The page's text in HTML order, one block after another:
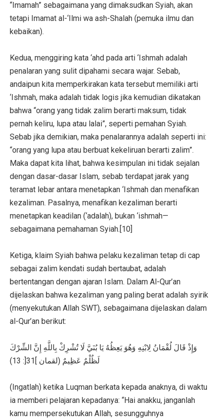
“Imamah” sebagaimana yang dimaksudkan Syiah, akan
tetapi Imamat al-‘Ilmi wa ash-Shalah (pemuka ilmu dan
kebaikan).
Kedua, menggiring kata ‘ahd pada arti ‘Ishmah adalah
penalaran yang sulit dipahami secara wajar. Sebab,
andaipun kita memperkirakan kata tersebut memiliki arti
‘Ishmah, maka adalah tidak logis jika kemudian dikatakan
bahwa “orang yang tidak zalim berarti maksum, tidak
pernah keliru, lupa atau lalai”, seperti pemahan Syiah.
Sebab jika demikian, maka penalarannya adalah seperti ini:
“orang yang lupa atau berbuat kekeliruan berarti zalim”.
Maka dapat kita lihat, bahwa kesimpulan ini tidak sejalan
dengan dasar-dasar Islam, sebab terdapat jarak yang
teramat lebar antara menetapkan ‘Ishmah dan menafikan
kezaliman. Pasalnya, menafikan kezaliman berarti
menetapkan keadilan (‘adalah), bukan ‘ishmah—
sebagaimana pemahaman Syiah.[10]
Ketiga, klaim Syiah bahwa pelaku kezaliman tetap di cap
sebagai zalim kendati sudah bertaubat, adalah
bertentangan dengan ajaran Islam. Dalam Al-Qur’an
dijelaskan bahwa kezaliman yang paling berat adalah syirik
(menyekutukan Allah SWT), sebagaimana dijelaskan dalam
al-Qur’an berikut:
وَإِذْ قَالَ لُقْمَانُ لِابْنِهِ وَهُوَ يَعِظُهُ يَا بُنَيَّ لَا تُشْرِكْ بِاللَّهِ إِنَّ الشِّرْكَ
لَظُلْمٌ عَظِيمٌ (لقمان ]31[: 13)
(Ingatlah) ketika Luqman berkata kepada anaknya, di waktu
ia memberi pelajaran kepadanya: “Hai anakku, janganlah
kamu mempersekutukan Allah, sesungguhnya